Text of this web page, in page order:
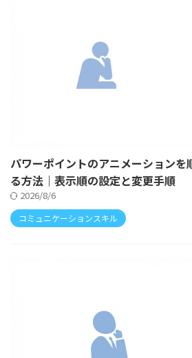
パワーポイントのアニメーションを
る方法｜表示順の設定と変更手順
2026/8/6
コミュニケーションスキル